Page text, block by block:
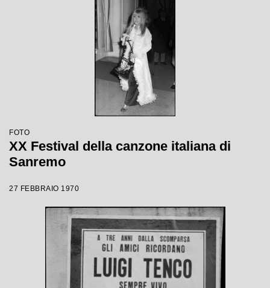
FOTO
XX Festival della canzone italiana di
Sanremo
27 FEBBRAIO 1970